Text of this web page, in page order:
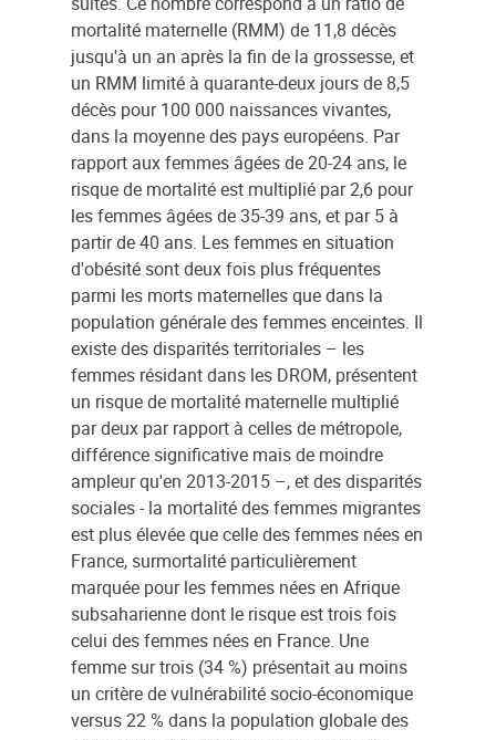
mortalité maternelle (RMM) de 11,8 décès
jusqu'à un an après la fin de la grossesse, et
un RMM limité à quarante-deux jours de 8,5
décès pour 100 000 naissances vivantes,
dans la moyenne des pays européens. Par
rapport aux femmes âgées de 20-24 ans, le
risque de mortalité est multiplié par 2,6 pour
les femmes âgées de 35-39 ans, et par 5 à
partir de 40 ans. Les femmes en situation
d'obésité sont deux fois plus fréquentes
parmi les morts maternelles que dans la
population générale des femmes enceintes. Il
existe des disparités territoriales – les
femmes résidant dans les DROM, présentent
un risque de mortalité maternelle multiplié
par deux par rapport à celles de métropole,
différence significative mais de moindre
ampleur qu'en 2013-2015 –, et des disparités
sociales - la mortalité des femmes migrantes
est plus élevée que celle des femmes nées en
France, surmortalité particulièrement
marquée pour les femmes nées en Afrique
subsaharienne dont le risque est trois fois
celui des femmes nées en France. Une
femme sur trois (34 %) présentait au moins
un critère de vulnérabilité socio-économique
versus 22 % dans la population globale des